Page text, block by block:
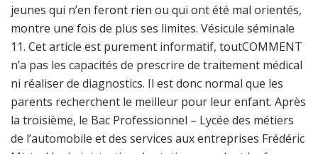
jeunes qui n’en feront rien ou qui ont été mal orientés,
montre une fois de plus ses limites. Vésicule séminale
11. Cet article est purement informatif, toutCOMMENT
n’a pas les capacités de prescrire de traitement médical
ni réaliser de diagnostics. Il est donc normal que les
parents recherchent le meilleur pour leur enfant. Après
la troisième, le Bac Professionnel – Lycée des métiers
de l’automobile et des services aux entreprises Frédéric